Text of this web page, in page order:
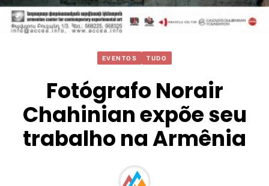
EVENTOS TUDO
Fotógrafo Norair
Chahinian expõe seu
trabalho na Armênia